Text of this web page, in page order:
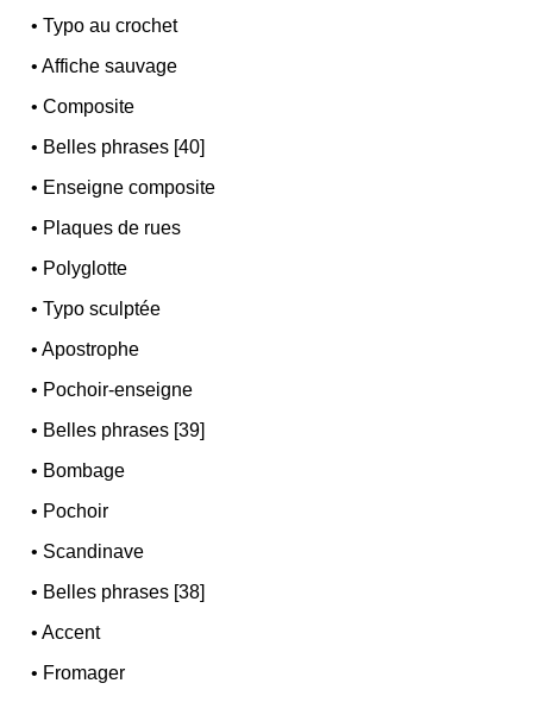
•Typo au crochet
•Affiche sauvage
•Composite
• Belles phrases [40]
• Enseigne composite
• Plaques de rues
• Polyglotte
•Typo sculptée
•Apostrophe
• Pochoir-enseigne
• Belles phrases [39]
• Bombage
• Pochoir
• Scandinave
• Belles phrases [38]
•Accent
• Fromager